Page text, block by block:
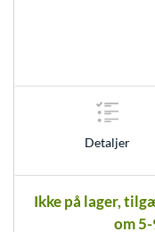
Detaljer
Ikke på lager,
om